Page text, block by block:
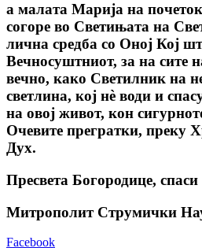
а малата Марија на
согоре во Светињата на
лична средба со Оној Кој
Вечносуштниот, за на сите
вечно, како Светилник на
светлина, кој нѐ води и
на овој живот, кон
Очевите прегратки, преку
Дух.
Пресвета Богородице, спаси
Митрополит Струмички
Facebook